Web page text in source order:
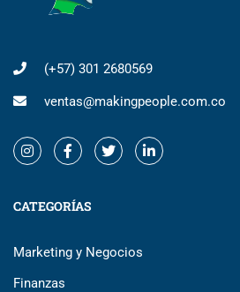
(+57) 301 2680569
ventas@makingpeople.com.co
CATEGORÍAS
Marketing y Negocios
Finanzas